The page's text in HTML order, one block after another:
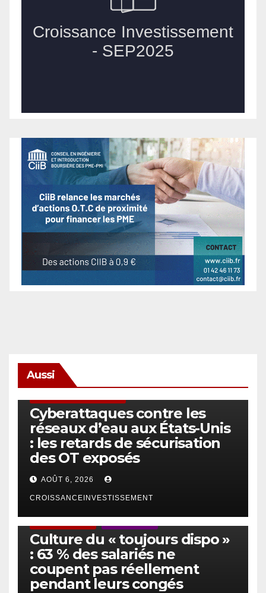
Aussi
Cyberattaques contre les
réseaux d’eau aux États-Unis
: les retards de sécurisation
des OT exposés
AOÛT 6, 2026
CROISSANCEINVESTISSEMENT
Culture du « toujours dispo »
: 63 % des salariés ne
coupent pas réellement
pendant leurs congés